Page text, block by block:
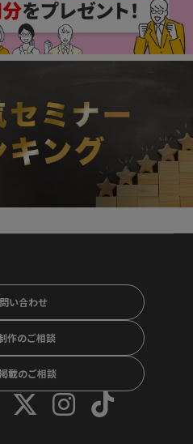
い合わせ
作のご相談
載のご相談